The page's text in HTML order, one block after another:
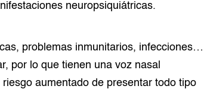
neuropsiquiátricas.
problemas inmunitarios, infecciones…
por lo que tienen una voz nasal
aumentado de presentar todo tipo